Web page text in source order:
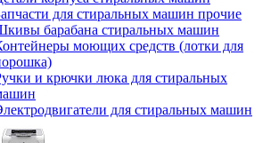
для стиральных машин прочие
барабана стиральных машин
моющих средств (лотки для
и крючки люка для стиральных
для стиральных машин